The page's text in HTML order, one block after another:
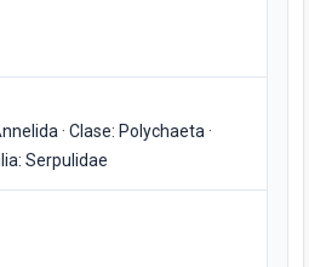
· Clase: Polychaeta ·
Serpulidae